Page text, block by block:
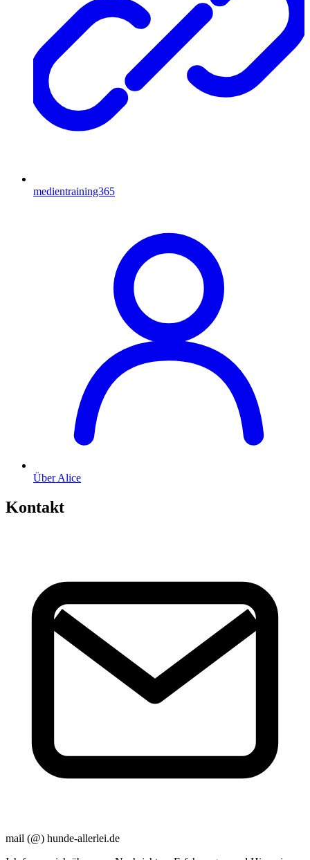
medientraining365
Über Alice
Kontakt
mail (@) hunde-allerlei.de